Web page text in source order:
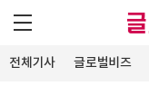
전체기사 글로벌비즈